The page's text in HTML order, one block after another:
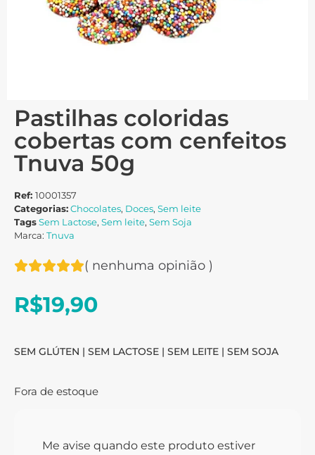
Pastilhas coloridas
cobertas com cenfeitos
Tnuva 50g
Ref: 10001357
Categorias:Chocolates, Doces, Sem leite
TagsSem Lactose, Sem leite, Sem Soja
Marca: Tnuva
( nenhuma opinião )
R$19,90
SEM GLÚTEN | SEM LACTOSE | SEM LEITE | SEM SOJA
Fora de estoque
Me avise quando este produto estiver